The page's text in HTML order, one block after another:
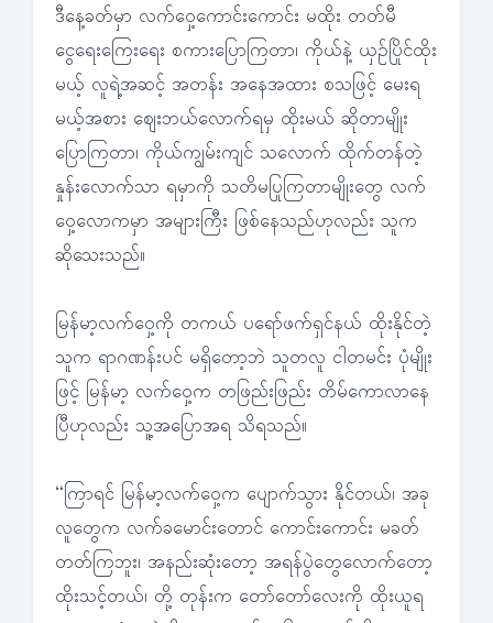
ဒီနေ့ခတ်မှာ လက်ဝှေ့ကောင်းကောင်း မထိုး တတ်မီ
ငွေရေးကြေးရေး စကားပြောကြတာ၊ ကိုယ်နဲ့ ယှဉ်ပြိုင်ထိုး
မယ့် လူရဲ့အဆင့် အတန်း အနေအထား စသဖြင့် မေးရ
မယ့်အစား ဈေးဘယ်လောက်ရမှ ထိုးမယ် ဆိုတာမျိုး
ပြောကြတာ၊ ကိုယ်ကျွမ်းကျင် သလောက် ထိုက်တန်တဲ့
နှုန်းလောက်သာ ရမှာကို သတိမပြုကြတာမျိုးတွေ လက်
ဝှေ့လောကမှာ အများကြီး ဖြစ်နေသည်ဟုလည်း သူက
ဆိုသေးသည်။
မြန်မာ့လက်ဝှေ့ကို တကယ် ပရော်ဖက်ရှင်နယ် ထိုးနိုင်တဲ့
သူက ရာဂဏန်းပင် မရှိတော့ဘဲ သူတလူ ငါတမင်း ပုံမျိုး
ဖြင့် မြန်မာ့ လက်ဝှေ့က တဖြည်းဖြည်း တိမ်ကောလာနေ
ပြီဟုလည်း သူ့အပြောအရ သိရသည်။
“ကြာရင် မြန်မာ့လက်ဝှေ့က ပျောက်သွား နိုင်တယ်၊ အခု
လူတွေက လက်ခမောင်းတောင် ကောင်းကောင်း မခတ်
တတ်ကြဘူး၊ အနည်းဆုံးတော့ အရန်ပွဲတွေလောက်တော့
ထိုးသင့်တယ်၊ တို့ တုန်းက တော်တော်လေးကို ထိုးယူရ